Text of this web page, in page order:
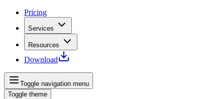
Pricing
Services
Resources
Download
Toggle navigation menu
Toggle theme